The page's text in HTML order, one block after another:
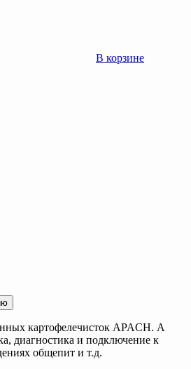
В корзине
картофелечисток APACH. А
диагностика и подключение к
общепит и т.д.